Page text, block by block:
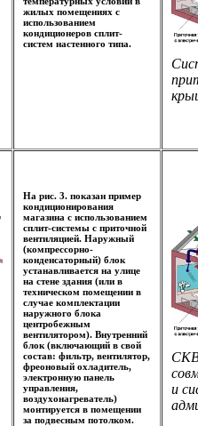
жилых помещениях с
использованием
кондиционеров сплит-
систем настенного типа.
На рис. 3. показан пример
кондиционирования
магазина с использованием
сплит-системы с приточной
вентиляцией. Наружный
(компрессорно-
конденсаторный) блок
устанавливается на улице
на стене здания (или в
техническом помещении в
случае комплектации
наружного блока
центробежным
вентилятором). Внутренний
блок (включающий в свой
состав: фильтр, вентилятор,
фреоновый охладитель,
электронную панель
управления,
воздухонагреватель)
монтируется в помещении
за подвесным потолком.
СКВ
и